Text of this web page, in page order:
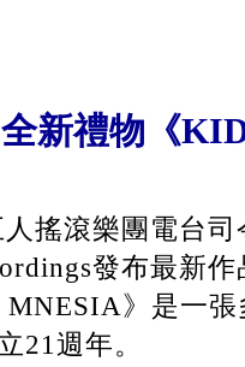
全新禮物《
搖滾樂團電台
發布最新
》是一張
21週年。